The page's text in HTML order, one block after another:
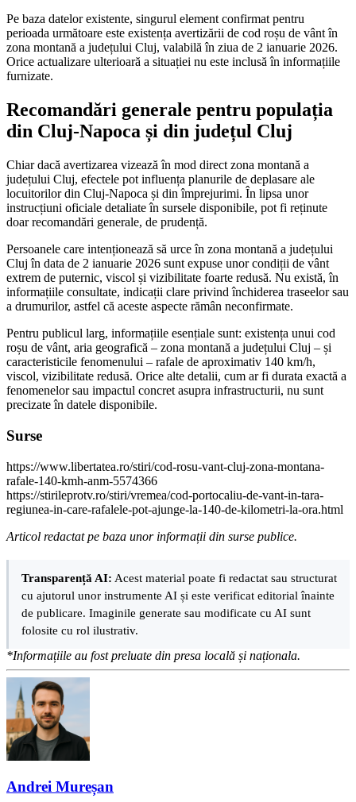
Pe baza datelor existente, singurul element confirmat pentru
perioada următoare este existența avertizării de cod roșu de vânt în
zona montană a județului Cluj, valabilă în ziua de 2 ianuarie 2026.
Orice actualizare ulterioară a situației nu este inclusă în informațiile
furnizate.
Recomandări generale pentru populația
din Cluj-Napoca și din județul Cluj
Chiar dacă avertizarea vizează în mod direct zona montană a
județului Cluj, efectele pot influența planurile de deplasare ale
locuitorilor din Cluj-Napoca și din împrejurimi. În lipsa unor
instrucțiuni oficiale detaliate în sursele disponibile, pot fi reținute
doar recomandări generale, de prudență.
Persoanele care intenționează să urce în zona montană a județului
Cluj în data de 2 ianuarie 2026 sunt expuse unor condiții de vânt
extrem de puternic, viscol și vizibilitate foarte redusă. Nu există, în
informațiile consultate, indicații clare privind închiderea traseelor sau
a drumurilor, astfel că aceste aspecte rămân neconfirmate.
Pentru publicul larg, informațiile esențiale sunt: existența unui cod
roșu de vânt, aria geografică – zona montană a județului Cluj – și
caracteristicile fenomenului – rafale de aproximativ 140 km/h,
viscol, vizibilitate redusă. Orice alte detalii, cum ar fi durata exactă a
fenomenelor sau impactul concret asupra infrastructurii, nu sunt
precizate în datele disponibile.
Surse
https://www.libertatea.ro/stiri/cod-rosu-vant-cluj-zona-montana-
rafale-140-kmh-anm-5574366
https://stirileprotv.ro/stiri/vremea/cod-portocaliu-de-vant-in-tara-
regiunea-in-care-rafalele-pot-ajunge-la-140-de-kilometri-la-ora.html
Articol redactat pe baza unor informații din surse publice.
Transparență AI: Acest material poate fi redactat sau structurat
cu ajutorul unor instrumente AI și este verificat editorial înainte
de publicare. Imaginile generate sau modificate cu AI sunt
folosite cu rol ilustrativ.
*Informațiile au fost preluate din presa locală și naționala.
Andrei Mureșan